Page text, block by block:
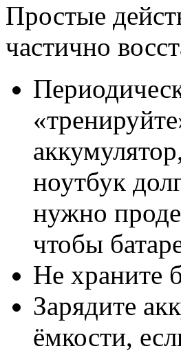
Простые
частично
ноутбук
нужно
чтобы
Не храните
Зарядите
ёмкости,